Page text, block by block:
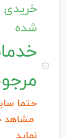
خریدی
شده
حتما
مشاهد